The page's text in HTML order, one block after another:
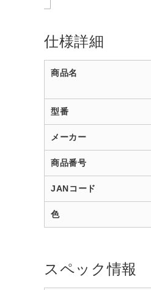
仕様詳細
商品名
型番
メーカー
商品番号
JANコード
色
スペック情報